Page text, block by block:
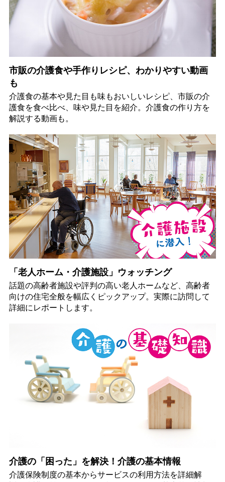
市販の介護食や手作りレシピ、わかりやすい動画
も
介護食の基本や見た目も味もおいしいレシピ、市販の介
護食を食べ比べ、味や見た目を紹介。介護食の作り方を
解説する動画も。
「老人ホーム・介護施設」ウォッチング
話題の高齢者施設や評判の高い老人ホームなど、高齢者
向けの住宅全般を幅広くピックアップ。実際に訪問して
詳細にレポートします。
介護の「困った」を解決！介護の基本情報
介護保険制度の基本からサービスの利用方法を詳細解